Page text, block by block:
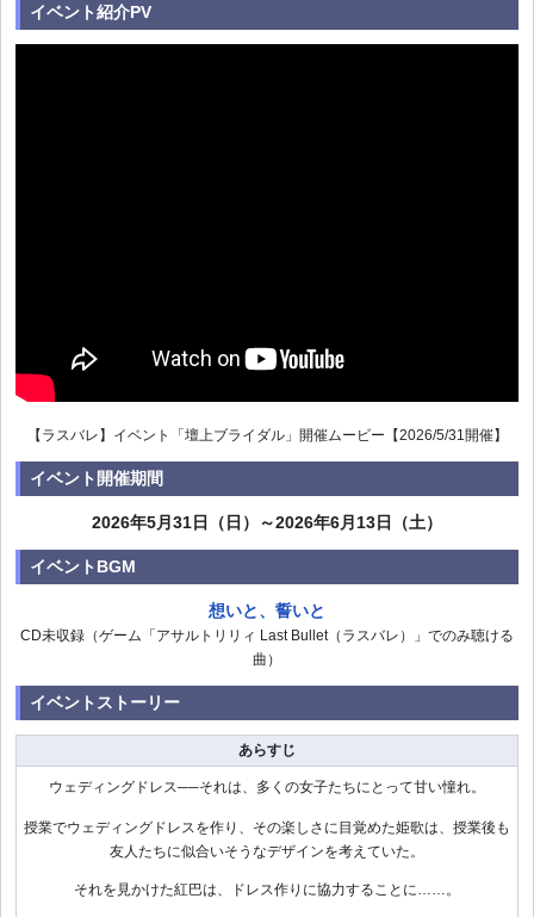
イベント紹介PV
【ラスバレ】イベント「壇上ブライダル」開催ムービー【2026/5/31開催】
イベント開催期間
2026年5月31日（日）～2026年6月13日（土）
イベントBGM
想いと、誓いと
CD未収録（ゲーム「アサルトリリィ Last Bullet（ラスバレ）」でのみ聴ける
曲）
イベントストーリー
あらすじ
ウェディングドレス──それは、多くの女子たちにとって甘い憧れ。
授業でウェディングドレスを作り、その楽しさに目覚めた姫歌は、授業後も
友人たちに似合いそうなデザインを考えていた。
それを見かけた紅巴は、ドレス作りに協力することに……。